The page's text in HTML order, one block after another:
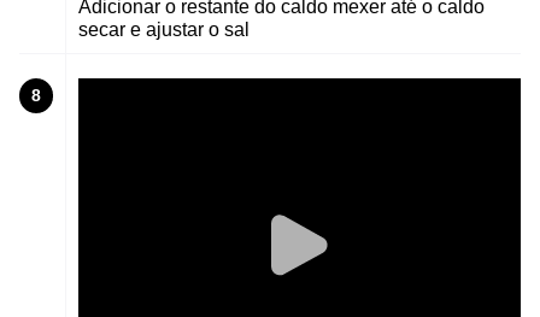
Adicionar o restante do caldo mexer até o caldo
secar e ajustar o sal
8